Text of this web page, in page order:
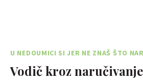
U NEDOUMICI SI JER NE ZNAŠ ŠTO
Vodič kroz